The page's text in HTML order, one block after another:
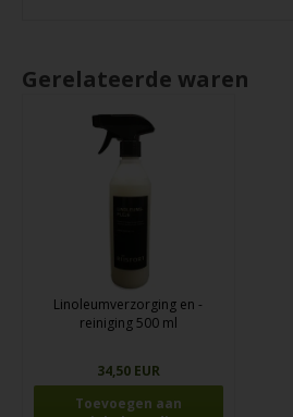
Gerelateerde waren
Linoleumverzorging en -
reiniging 500 ml
34,50 EUR